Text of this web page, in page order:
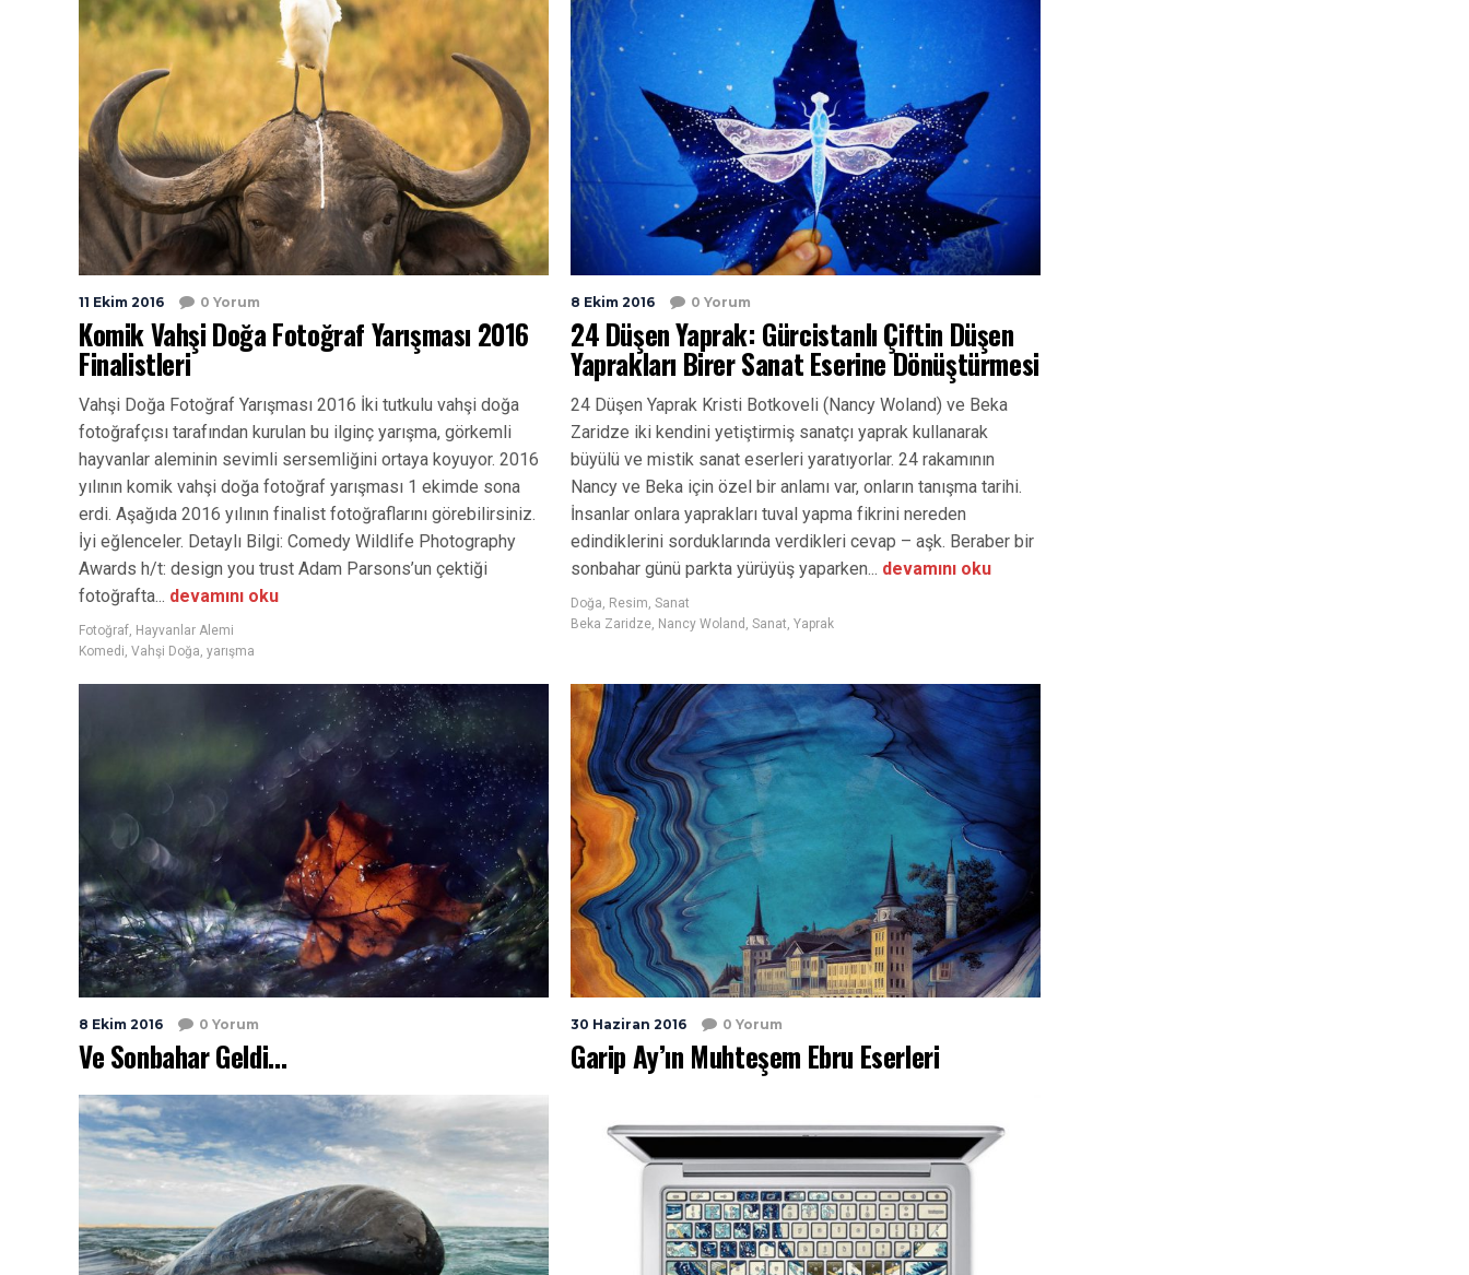
11 Ekim 2016 0 Yorum
Komik Vahşi Doğa Fotoğraf Yarışması 2016
Finalistleri
Vahşi Doğa Fotoğraf Yarışması 2016 İki tutkulu vahşi doğa
fotoğrafçısı tarafından kurulan bu ilginç yarışma, görkemli
hayvanlar aleminin sevimli sersemliğini ortaya koyuyor. 2016
yılının komik vahşi doğa fotoğraf yarışması 1 ekimde sona
erdi. Aşağıda 2016 yılının finalist fotoğraflarını görebilirsiniz.
İyi eğlenceler. Detaylı Bilgi: Comedy Wildlife Photography
Awards h/t: design you trust Adam Parsons’un çektiği
fotoğrafta... devamını oku
Fotoğraf Hayvanlar Alemi
Komedi Vahşi Doğa yarışma
8 Ekim 2016 0 Yorum
24 Düşen Yaprak: Gürcistanlı Çiftin Düşen
Yaprakları Birer Sanat Eserine Dönüştürmesi
24 Düşen Yaprak Kristi Botkoveli (Nancy Woland) ve Beka
Zaridze iki kendini yetiştirmiş sanatçı yaprak kullanarak
büyülü ve mistik sanat eserleri yaratıyorlar. 24 rakamının
Nancy ve Beka için özel bir anlamı var, onların tanışma tarihi.
İnsanlar onlara yaprakları tuval yapma fikrini nereden
edindiklerini sorduklarında verdikleri cevap – aşk. Beraber bir
sonbahar günü parkta yürüyüş yaparken... devamını oku
Doğa Resim Sanat
Beka Zaridze Nancy Woland Sanat Yaprak
8 Ekim 2016 0 Yorum
Ve Sonbahar Geldi…
30 Haziran 2016 0 Yorum
Garip Ay’ın Muhteşem Ebru Eserleri